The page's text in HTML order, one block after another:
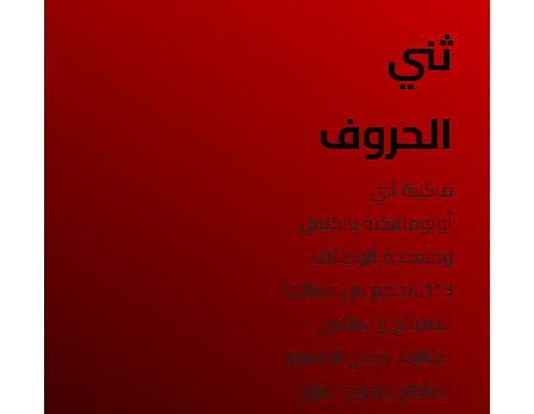
ثني
الحروف
ماكينة ثني
أوتوماتيكية بالكامل
ومتعددة الوظائف،
3*1، تجمع بين معالجة
الصفائح والملامح
الجانبية. يمكن لتصميم
القاطع مزدوج الشق